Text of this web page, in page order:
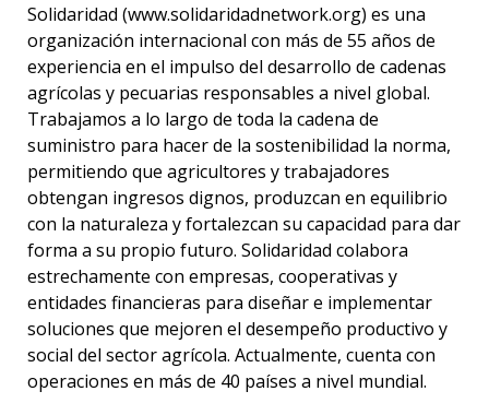
Solidaridad (www.solidaridadnetwork.org) es una
organización internacional con más de 55 años de
experiencia en el impulso del desarrollo de cadenas
agrícolas y pecuarias responsables a nivel global.
Trabajamos a lo largo de toda la cadena de
suministro para hacer de la sostenibilidad la norma,
permitiendo que agricultores y trabajadores
obtengan ingresos dignos, produzcan en equilibrio
con la naturaleza y fortalezcan su capacidad para dar
forma a su propio futuro. Solidaridad colabora
estrechamente con empresas, cooperativas y
entidades financieras para diseñar e implementar
soluciones que mejoren el desempeño productivo y
social del sector agrícola. Actualmente, cuenta con
operaciones en más de 40 países a nivel mundial.